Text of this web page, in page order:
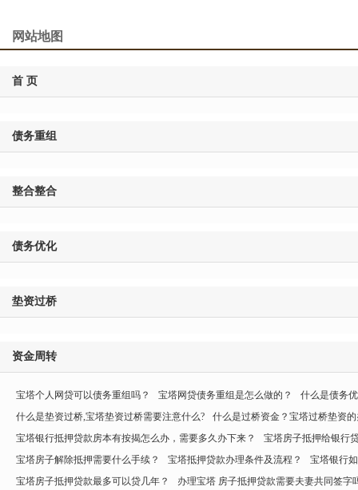
网站地图
首 页
债务重组
整合整合
债务优化
垫资过桥
资金周转
宝塔个人网贷可以债务重组吗？ 宝塔网贷债务重组是怎么做的？
什么是债务
什么是垫资过桥,宝塔垫资过桥需要注意什么?
什么是过桥资金？宝塔过桥垫资
宝塔银行抵押贷款房本有按揭怎么办，需要多久办下来？
宝塔房子抵押给银行
宝塔房子解除抵押需要什么手续？
宝塔抵押贷款办理条件及流程？
宝塔银行
宝塔房子抵押贷款最多可以贷几年？
办理宝塔 房子抵押贷款需要夫妻共同签字